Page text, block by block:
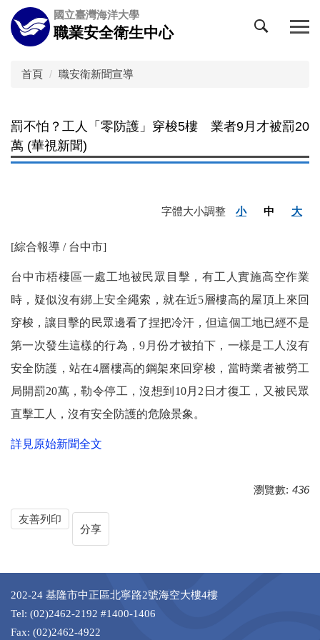
跳
到
主
國立臺灣海洋大學
職業安全衛生中心
首頁 職安衛新聞宣導
罰不怕？工人「零防護」穿梭5樓 業者9月才被罰20
萬 (華視新聞)
字體大小調整 小 中 大
[綜合報導 / 台中市]
台中市梧棲區一處工地被民眾目擊，有工人實施高空作業
時，疑似沒有綁上安全繩索，就在近5層樓高的屋頂上來回
穿梭，讓目擊的民眾邊看了捏把冷汗，但這個工地已經不是
第一次發生這樣的行為，9月份才被拍下，一樣是工人沒有
安全防護，站在4層樓高的鋼架來回穿梭，當時業者被勞工
局開罰20萬，勒令停工，沒想到10月2日才復工，又被民眾
直擊工人，沒有安全防護的危險景象。
詳見原始新聞全文
瀏覽數: 436
友善列印
分享
202-24 基隆市中正區北寧路2號海空大樓4樓
Tel: (02)2462-2192 #1400-1406
Fax: (02)2462-4922